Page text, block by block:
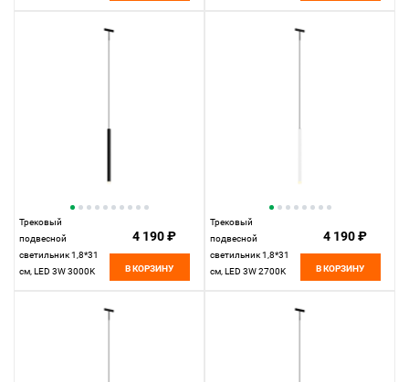
Трековый
подвесной
светильник 1,8*31
см, LED 3W 3000K
4 190 ₽
В КОРЗИНУ
Трековый
подвесной
светильник 1,8*31
см, LED 3W 2700K
4 190 ₽
В КОРЗИНУ